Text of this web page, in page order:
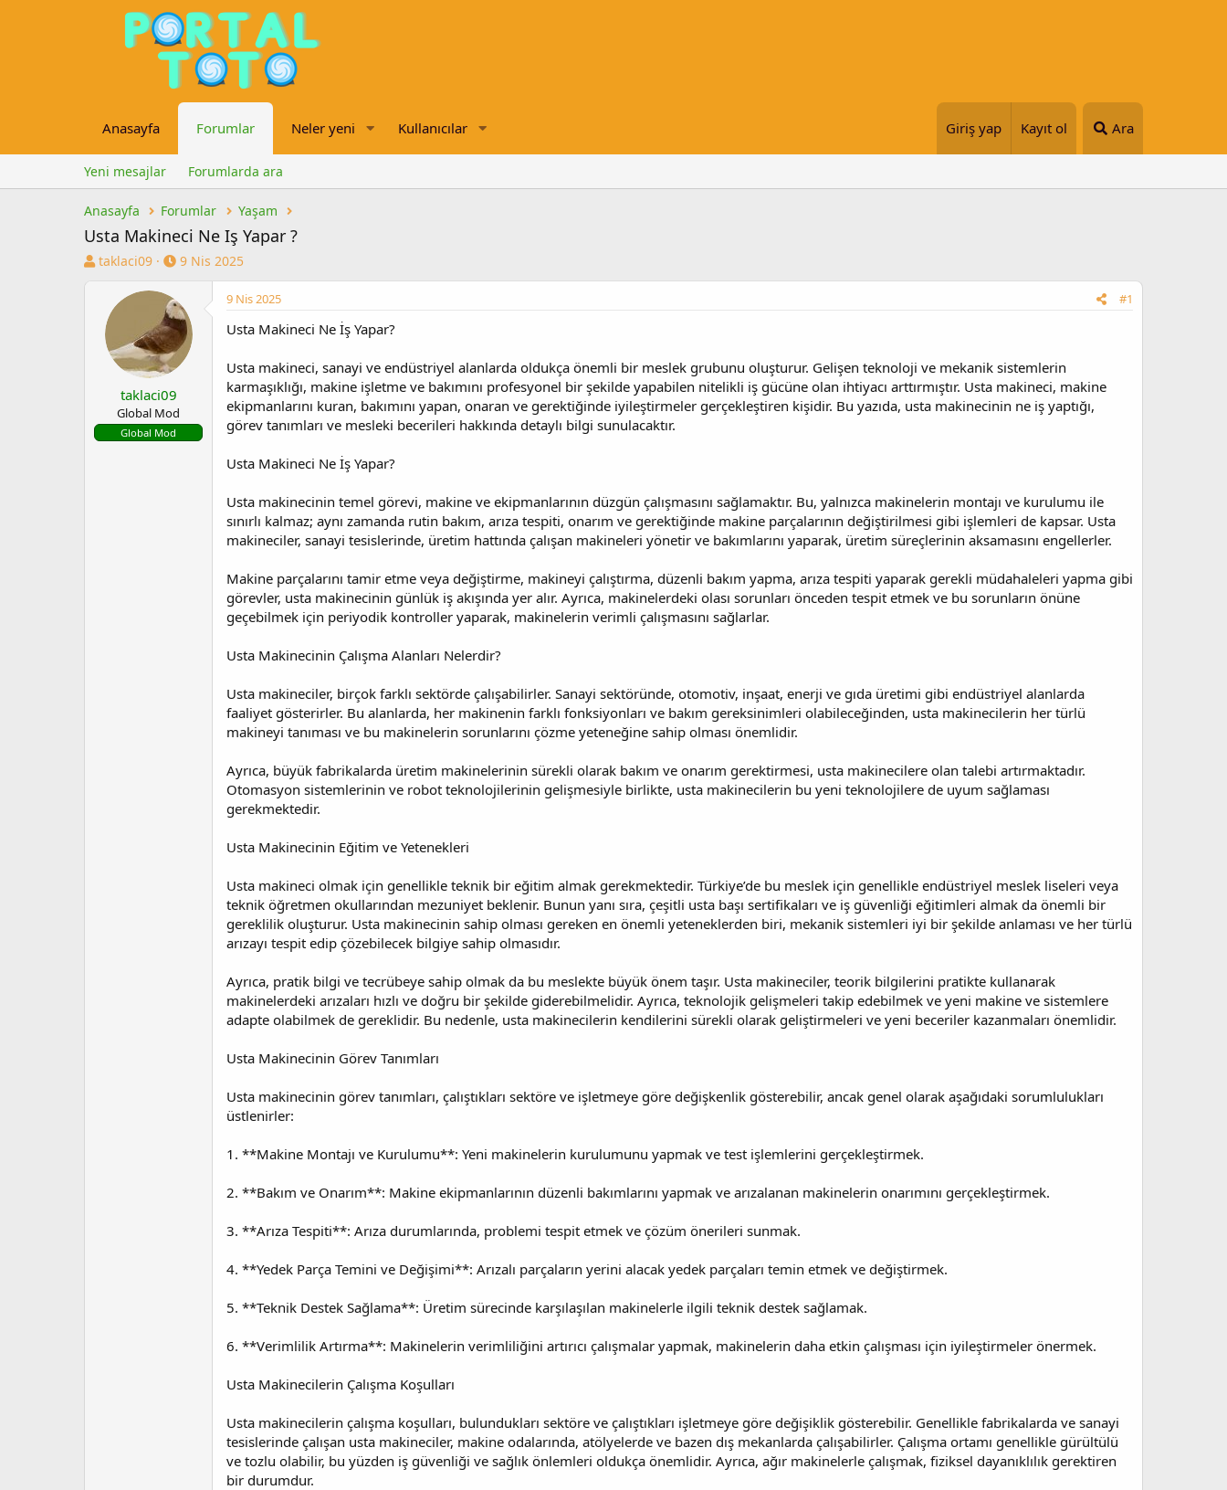
Anasayfa Forumlar Neler yeni Kullanıcılar Giriş yap Kayıt ol Ara
Yeni mesajlar Forumlarda ara
Anasayfa Forumlar Yaşam
Usta Makineci Ne Iş Yapar ?
K
u
taklaci09
B
l
n
g
9 Nis 2025
taklaci09
Global Mod
Global Mod
9 Nis 2025 #1
Usta Makineci Ne İş Yapar?
Usta makineci, sanayi ve endüstriyel alanlarda oldukça önemli bir meslek grubunu oluşturur. Gelişen teknoloji ve mekanik sistemlerin
karmaşıklığı, makine işletme ve bakımını profesyonel bir şekilde yapabilen nitelikli iş gücüne olan ihtiyacı arttırmıştır. Usta makineci, makine
ekipmanlarını kuran, bakımını yapan, onaran ve gerektiğinde iyileştirmeler gerçekleştiren kişidir. Bu yazıda, usta makinecinin ne iş yaptığı,
görev tanımları ve mesleki becerileri hakkında detaylı bilgi sunulacaktır.
Usta Makineci Ne İş Yapar?
Usta makinecinin temel görevi, makine ve ekipmanlarının düzgün çalışmasını sağlamaktır. Bu, yalnızca makinelerin montajı ve kurulumu ile
sınırlı kalmaz; aynı zamanda rutin bakım, arıza tespiti, onarım ve gerektiğinde makine parçalarının değiştirilmesi gibi işlemleri de kapsar. Usta
makineciler, sanayi tesislerinde, üretim hattında çalışan makineleri yönetir ve bakımlarını yaparak, üretim süreçlerinin aksamasını engellerler.
Makine parçalarını tamir etme veya değiştirme, makineyi çalıştırma, düzenli bakım yapma, arıza tespiti yaparak gerekli müdahaleleri yapma gibi
görevler, usta makinecinin günlük iş akışında yer alır. Ayrıca, makinelerdeki olası sorunları önceden tespit etmek ve bu sorunların önüne
geçebilmek için periyodik kontroller yaparak, makinelerin verimli çalışmasını sağlarlar.
Usta Makinecinin Çalışma Alanları Nelerdir?
Usta makineciler, birçok farklı sektörde çalışabilirler. Sanayi sektöründe, otomotiv, inşaat, enerji ve gıda üretimi gibi endüstriyel alanlarda
faaliyet gösterirler. Bu alanlarda, her makinenin farklı fonksiyonları ve bakım gereksinimleri olabileceğinden, usta makinecilerin her türlü
makineyi tanıması ve bu makinelerin sorunlarını çözme yeteneğine sahip olması önemlidir.
Ayrıca, büyük fabrikalarda üretim makinelerinin sürekli olarak bakım ve onarım gerektirmesi, usta makinecilere olan talebi artırmaktadır.
Otomasyon sistemlerinin ve robot teknolojilerinin gelişmesiyle birlikte, usta makinecilerin bu yeni teknolojilere de uyum sağlaması
gerekmektedir.
Usta Makinecinin Eğitim ve Yetenekleri
Usta makineci olmak için genellikle teknik bir eğitim almak gerekmektedir. Türkiye’de bu meslek için genellikle endüstriyel meslek liseleri veya
teknik öğretmen okullarından mezuniyet beklenir. Bunun yanı sıra, çeşitli usta başı sertifikaları ve iş güvenliği eğitimleri almak da önemli bir
gereklilik oluşturur. Usta makinecinin sahip olması gereken en önemli yeteneklerden biri, mekanik sistemleri iyi bir şekilde anlaması ve her türlü
arızayı tespit edip çözebilecek bilgiye sahip olmasıdır.
Ayrıca, pratik bilgi ve tecrübeye sahip olmak da bu meslekte büyük önem taşır. Usta makineciler, teorik bilgilerini pratikte kullanarak
makinelerdeki arızaları hızlı ve doğru bir şekilde giderebilmelidir. Ayrıca, teknolojik gelişmeleri takip edebilmek ve yeni makine ve sistemlere
adapte olabilmek de gereklidir. Bu nedenle, usta makinecilerin kendilerini sürekli olarak geliştirmeleri ve yeni beceriler kazanmaları önemlidir.
Usta Makinecinin Görev Tanımları
Usta makinecinin görev tanımları, çalıştıkları sektöre ve işletmeye göre değişkenlik gösterebilir, ancak genel olarak aşağıdaki sorumlulukları
üstlenirler:
1. **Makine Montajı ve Kurulumu**: Yeni makinelerin kurulumunu yapmak ve test işlemlerini gerçekleştirmek.
2. **Bakım ve Onarım**: Makine ekipmanlarının düzenli bakımlarını yapmak ve arızalanan makinelerin onarımını gerçekleştirmek.
3. **Arıza Tespiti**: Arıza durumlarında, problemi tespit etmek ve çözüm önerileri sunmak.
4. **Yedek Parça Temini ve Değişimi**: Arızalı parçaların yerini alacak yedek parçaları temin etmek ve değiştirmek.
5. **Teknik Destek Sağlama**: Üretim sürecinde karşılaşılan makinelerle ilgili teknik destek sağlamak.
6. **Verimlilik Artırma**: Makinelerin verimliliğini artırıcı çalışmalar yapmak, makinelerin daha etkin çalışması için iyileştirmeler önermek.
Usta Makinecilerin Çalışma Koşulları
Usta makinecilerin çalışma koşulları, bulundukları sektöre ve çalıştıkları işletmeye göre değişiklik gösterebilir. Genellikle fabrikalarda ve sanayi
tesislerinde çalışan usta makineciler, makine odalarında, atölyelerde ve bazen dış mekanlarda çalışabilirler. Çalışma ortamı genellikle gürültülü
ve tozlu olabilir, bu yüzden iş güvenliği ve sağlık önlemleri oldukça önemlidir. Ayrıca, ağır makinelerle çalışmak, fiziksel dayanıklılık gerektiren
bir durumdur.